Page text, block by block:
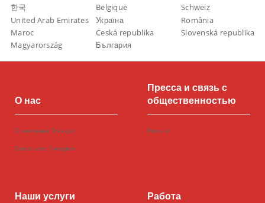
한국
Belgique
Schweiz
United Arab Emirates
Україна
România
Maroc
Ceská republika
Slovenská republika
Magyarország
България
О нас
О компании Тиендео
Связаться с Тиендео
Пресса и связь с
общественностью
Press kit
Наши услуги Работа